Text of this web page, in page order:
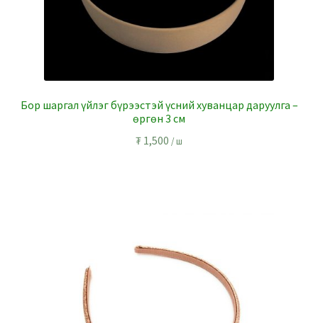
Бор шаргал үйлэг бүрээстэй үсний хуванцар даруулга –
өргөн 3 см
₮ 1,500 / ш